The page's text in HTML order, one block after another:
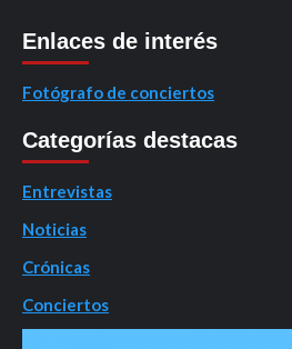
Enlaces de interés
Fotógrafo de conciertos
Categorías destacas
Entrevistas
Noticias
Crónicas
Conciertos